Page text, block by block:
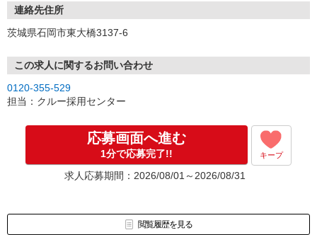
連絡先住所
茨城県石岡市東大橋3137-6
この求人に関するお問い合わせ
0120-355-529
担当：クルー採用センター
応募画面へ進む
1分で応募完了!! キープ
求人応募期間：2026/08/01～2026/08/31
閲覧履歴を見る